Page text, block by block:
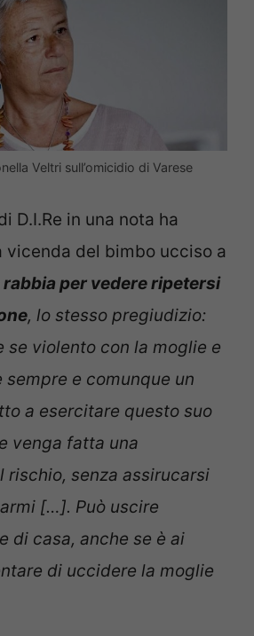
Veltri sull’omicidio di Varese
D.I.Re in una nota ha
vicenda del bimbo ucciso a
rabbia per vedere ripetersi
, lo stesso pregiudizio:
se violento con la moglie e
sempre e comunque un
a esercitare questo suo
venga fatta una
rischio, senza assirucarsi
[…]. Può uscire
di casa, anche se è ai
di uccidere la moglie